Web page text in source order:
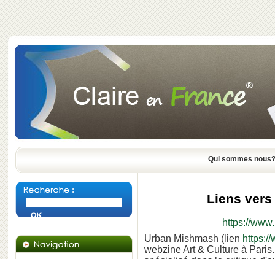
Qui sommes nous?
Liens
https://
Urban Mishmash (lien https://
webzine Art & Culture à